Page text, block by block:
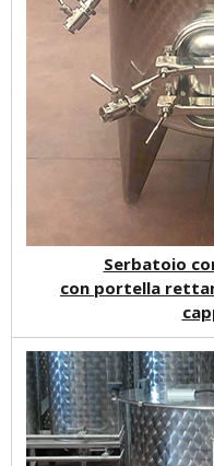
Serbatoio
con portella